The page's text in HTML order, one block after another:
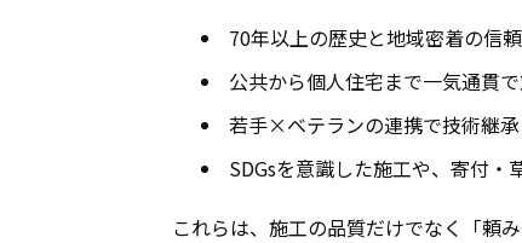
70年以上の歴史と地域密着の信頼
公共から個人住宅まで一気通貫
若手×ベテランの連携で技術継
SDGsを意識した施工や、寄付
これらは、施工の品質だけでなく「頼